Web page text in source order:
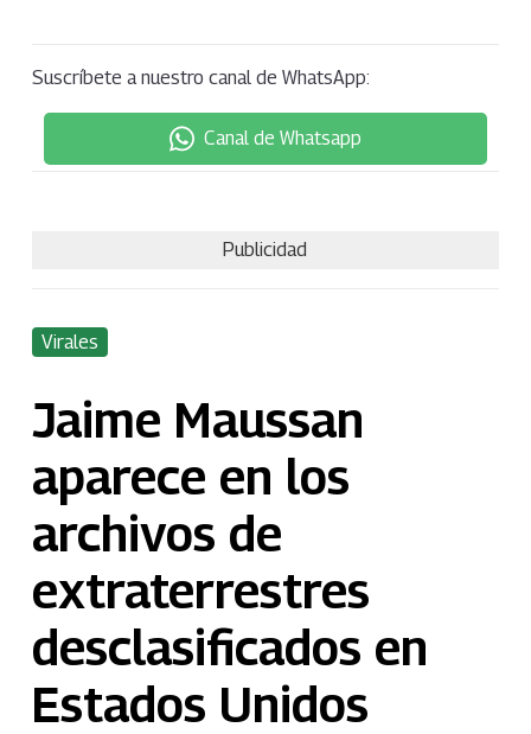
Suscríbete a nuestro canal de WhatsApp:
Canal de Whatsapp
Publicidad
Virales
Jaime Maussan
aparece en los
archivos de
extraterrestres
desclasificados en
Estados Unidos